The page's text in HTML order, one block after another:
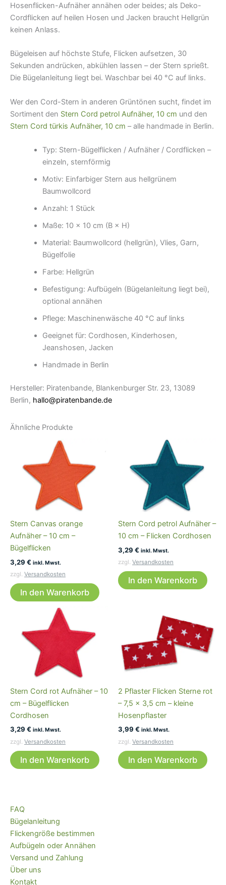
Hosenflicken-Aufnäher annähen oder beides; als Deko-
Cordflicken auf heilen Hosen und Jacken braucht Hellgrün
keinen Anlass.
Bügeleisen auf höchste Stufe, Flicken aufsetzen, 30
Sekunden andrücken, abkühlen lassen – der Stern sprießt.
Die Bügelanleitung liegt bei. Waschbar bei 40 °C auf links.
Wer den Cord-Stern in anderen Grüntönen sucht, findet im
Sortiment den Stern Cord petrol Aufnäher, 10 cm und den
Stern Cord türkis Aufnäher, 10 cm – alle handmade in Berlin.
Typ: Stern-Bügelflicken / Aufnäher / Cordflicken –
einzeln, sternförmig
Motiv: Einfarbiger Stern aus hellgrünem
Baumwollcord
Anzahl: 1 Stück
Maße: 10 × 10 cm (B × H)
Material: Baumwollcord (hellgrün), Vlies, Garn,
Bügelfolie
Farbe: Hellgrün
Befestigung: Aufbügeln (Bügelanleitung liegt bei),
optional annähen
Pflege: Maschinenwäsche 40 °C auf links
Geeignet für: Cordhosen, Kinderhosen,
Jeanshosen, Jacken
Handmade in Berlin
Hersteller: Piratenbande, Blankenburger Str. 23, 13089
Berlin, hallo@piratenbande.de
Ähnliche Produkte
Stern Canvas orange
Aufnäher – 10 cm –
Bügelflicken
3,29 € inkl. Mwst.
zzgl. Versandkosten
In den Warenkorb
Stern Cord petrol Aufnäher –
10 cm – Flicken Cordhosen
3,29 € inkl. Mwst.
zzgl. Versandkosten
In den Warenkorb
Stern Cord rot Aufnäher – 10
cm – Bügelflicken
Cordhosen
3,29 € inkl. Mwst.
zzgl. Versandkosten
In den Warenkorb
2 Pflaster Flicken Sterne rot
– 7,5 x 3,5 cm – kleine
Hosenpflaster
3,99 € inkl. Mwst.
zzgl. Versandkosten
In den Warenkorb
FAQ
Bügelanleitung
Flickengröße bestimmen
Aufbügeln oder Annähen
Versand und Zahlung
Über uns
Kontakt